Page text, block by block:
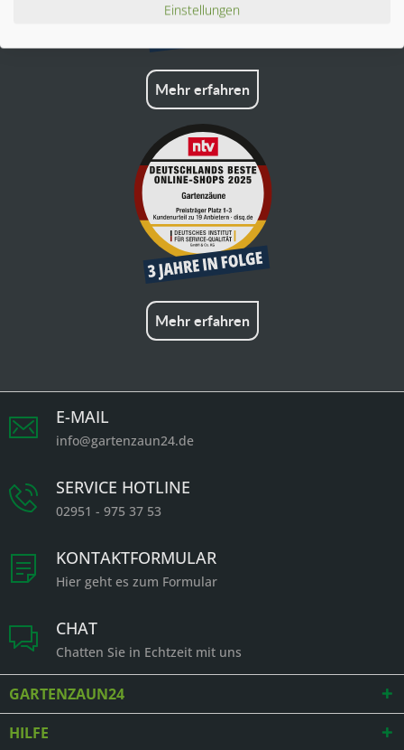
Mehr erfahren
Mehr erfahren
E-MAIL
info@gartenzaun24.de
SERVICE HOTLINE
02951 - 975 37 53
KONTAKTFORMULAR
Hier geht es zum Formular
CHAT
Chatten Sie in Echtzeit mit uns
GARTENZAUN24
HILFE
Einstellungen